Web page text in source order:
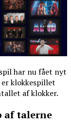
har nu fået nyt
klokkespillet
af klokker.
af talerne